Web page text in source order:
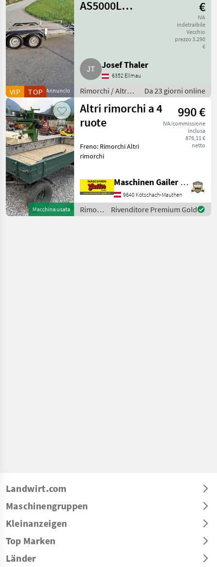
Annuncio
VIP TOP
AS5000L
€
IVA
indetraibile
Vecchio
prezzo 3.290
€
Josef Thaler
6352 Ellmau
Rimorchi / Altri
rimorchi
Da 23 giorni online
Macchina usata
Altri rimorchi a 4
ruote
990 €
IVA/commissione
inclusa
876,11 €
netto
Freno: Rimorchi Altri
rimorchi
Maschinen Gailer GmbH
9640 Kötschach-Mauthen
Rimorchi
/
Rivenditore Premium Gold
Landwirt.com
Maschinengruppen
Kleinanzeigen
Top Marken
Länder